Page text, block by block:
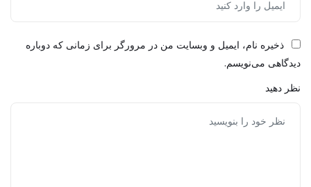
ذخیره نام، ایمیل و وبسایت من در مرورگر برای زمانی که دوباره
دیدگاهی می‌نویسم.
نظر دهید